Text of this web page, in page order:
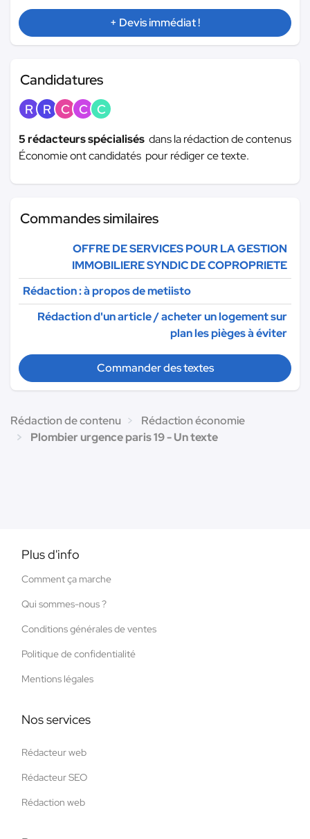
+ Devis immédiat !
Candidatures
R R C C C
5 rédacteurs spécialisés dans la rédaction de contenus
Économie ont candidatés pour rédiger ce texte.
Commandes similaires
OFFRE DE SERVICES POUR LA GESTION
IMMOBILIERE SYNDIC DE COPROPRIETE
Rédaction : à propos de metiisto
Rédaction d'un article / acheter un logement sur
plan les pièges à éviter
Commander des textes
Rédaction de contenu
Rédaction économie
Plombier urgence paris 19 - Un texte
Plus d'info
Comment ça marche
Qui sommes-nous ?
Conditions générales de ventes
Politique de confidentialité
Mentions légales
Nos services
Rédacteur web
Rédacteur SEO
Rédaction web